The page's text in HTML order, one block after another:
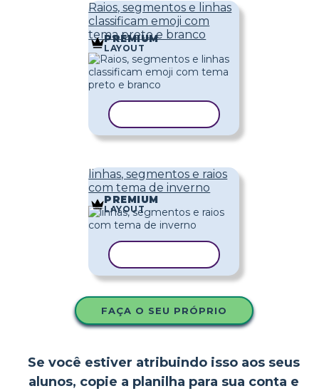
Raios, segmentos e linhas
classificam emoji com
tema preto e branco
PREMIUM
LAYOUT
linhas, segmentos e raios
com tema de inverno
PREMIUM
LAYOUT
FAÇA O SEU PRÓPRIO
Se você estiver atribuindo isso aos seus
alunos, copie a planilha para sua conta e